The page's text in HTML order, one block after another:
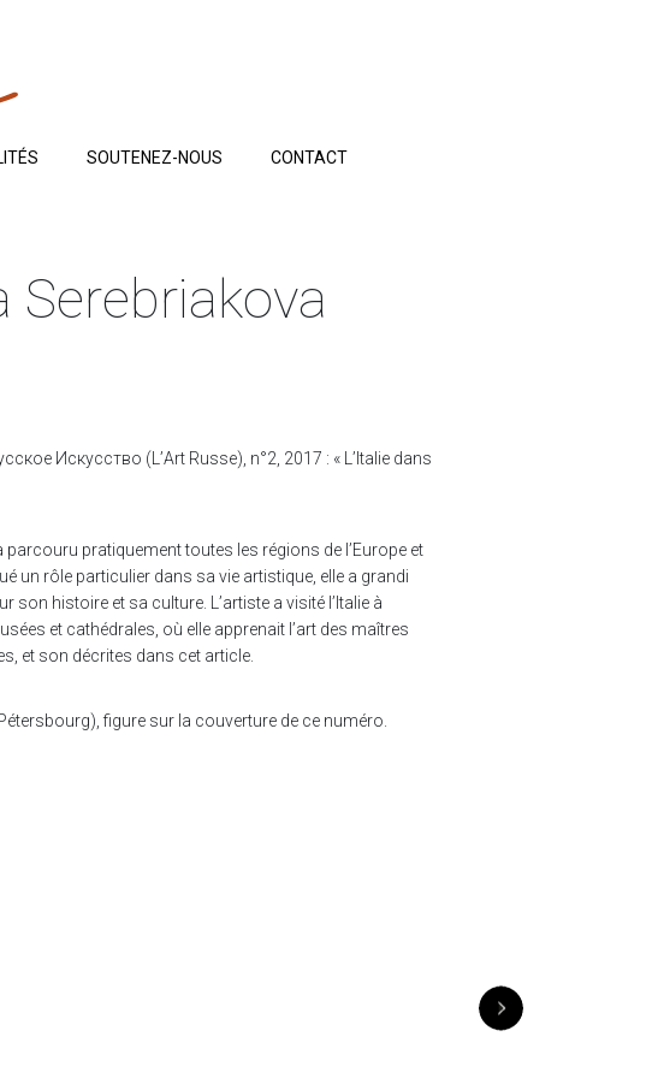
SOUTENEZ-NOUS CONTACT
Serebriakova
Искусство (L’Аrt Russe), n°2, 2017 : « L’Italie dans
pratiquement toutes les régions de l’Europe et
un rôle particulier dans sa vie artistique, elle a grandi
son histoire et sa culture. L’artiste a visité l’Italie à
et cathédrales, où elle apprenait l’art des maîtres
et son décrites dans cet article.
figure sur la couverture de ce numéro.